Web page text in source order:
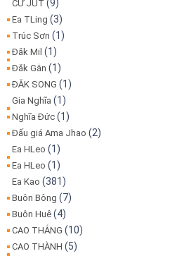
CƯ JUT (9)
Ea TLing (3)
Trúc Sơn (1)
Đăk Mil (1)
Đăk Gằn (1)
ĐĂK SONG (1)
Gia Nghĩa (1)
Nghĩa Đức (1)
Đấu giá Ama Jhao (2)
Ea HLeo (1)
Ea HLeo (1)
Ea Kao (381)
Buôn Bông (7)
Buôn Huê (4)
CAO THẮNG (10)
CAO THÀNH (5)